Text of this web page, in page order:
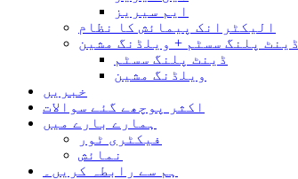
ایم سیریز
الیکٹرانک پیمائش کا نظام
ڈینٹ پلنگ سسٹم + ویلڈنگ مشین
ڈینٹ پلنگ سسٹم
ویلڈنگ مشین
خبریں
اکثر پوچھے گئے سوالات
ہمارے بارے میں
فیکٹری ٹور
نمائش
ہم سے رابطہ کریں۔